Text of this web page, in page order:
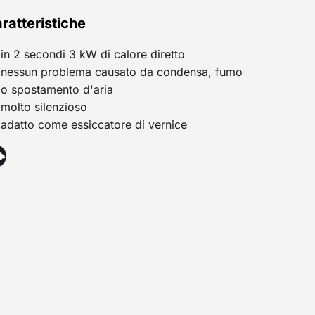
in 2 secondi 3 kW di calore diretto
nessun problema causato da condensa, fumo
o spostamento d'aria
molto silenzioso
adatto come essiccatore di vernice